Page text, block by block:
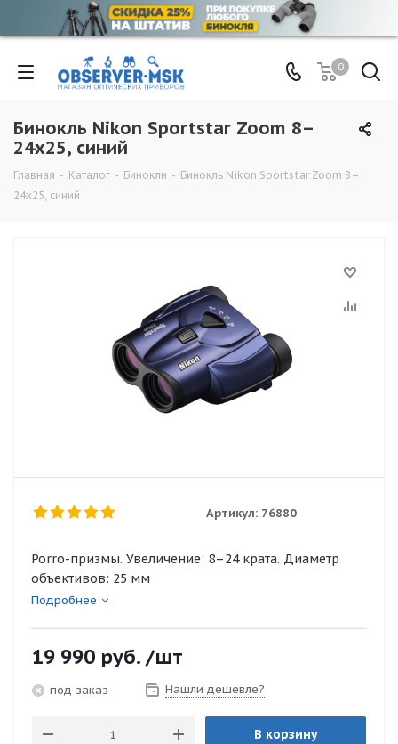
0
Бинокль Nikon Sportstar Zoom 8–
24x25, синий
Главная - Каталог - Бинокли - Бинокль Nikon Sportstar Zoom 8–
24x25, синий
Артикул: 76880
Porro-призмы. Увеличение: 8–24 крата. Диаметр
объективов: 25 мм
Подробнее
19 990 руб. /шт
под заказ Нашли дешевле?
В корзину